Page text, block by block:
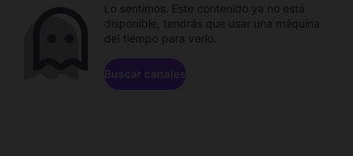
Lo sentimos. Este contenido ya no está
disponible, tendrás que usar una máquina
del tiempo para verlo.
Buscar canales